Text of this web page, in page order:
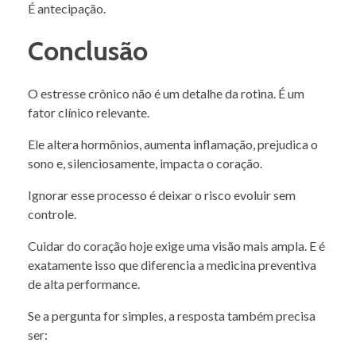
É antecipação.
Conclusão
O estresse crônico não é um detalhe da rotina. É um
fator clínico relevante.
Ele altera hormônios, aumenta inflamação, prejudica o
sono e, silenciosamente, impacta o coração.
Ignorar esse processo é deixar o risco evoluir sem
controle.
Cuidar do coração hoje exige uma visão mais ampla. E é
exatamente isso que diferencia a medicina preventiva
de alta performance.
Se a pergunta for simples, a resposta também precisa
ser: